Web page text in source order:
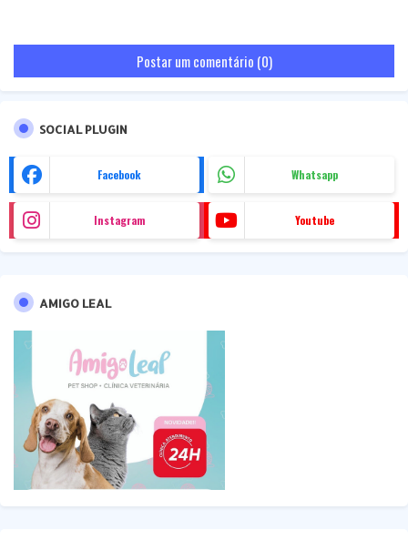
Postar um comentário (0)
SOCIAL PLUGIN
Facebook Whatsapp
Instagram Youtube
AMIGO LEAL